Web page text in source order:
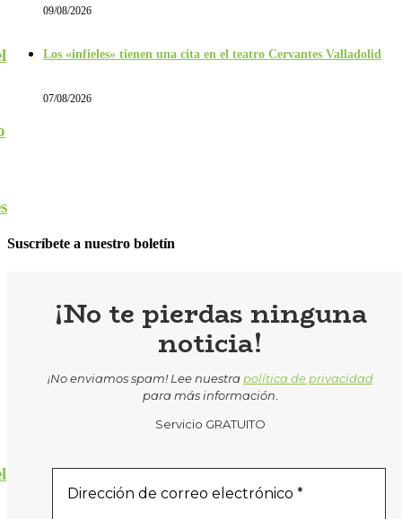
09/08/2026
Los «infieles» tienen una cita en el teatro Cervantes Valladolid
07/08/2026
Suscríbete a nuestro boletín
¡No te pierdas ninguna
noticia!
¡No enviamos spam! Lee nuestra política de privacidad
para más información
Servicio GRATUITO